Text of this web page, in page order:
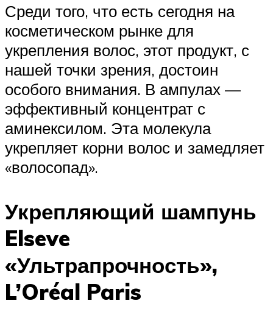
Среди того, что есть сегодня на
косметическом рынке для
укрепления волос, этот продукт, с
нашей точки зрения, достоин
особого внимания. В ампулах —
эффективный концентрат с
аминексилом. Эта молекула
укрепляет корни волос и замедляет
«волосопад».
Укрепляющий шампунь
Elseve
«Ультрапрочность»,
L’Oréal Paris